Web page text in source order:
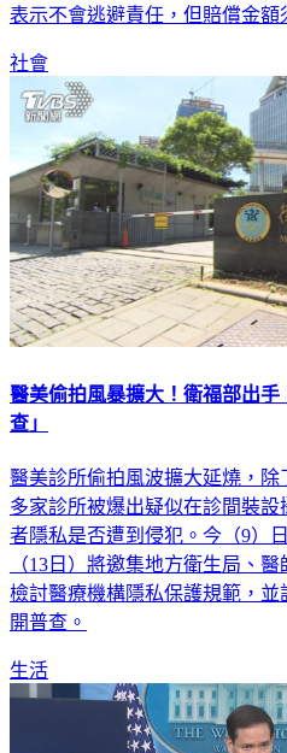
表示不會逃避責任，但賠償金額
社會
醫美偷拍風暴擴大！衛福部出手
查」
醫美診所偷拍風波擴大延燒，
多家診所被爆出疑似在診間裝
者隱私是否遭到侵犯。今（9）
（13日）將邀集地方衛生局、
檢討醫療機構隱私保護規範，
開普查。
生活